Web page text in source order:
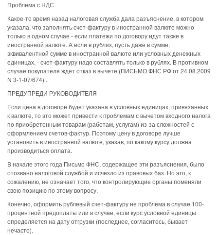
Проблема с НДС
Какое-то время назад налоговая служба дала разъяснение, в котором
указала, что заполнять счет-фактуру в иностранной валюте можно
только в одном случае - если платежи по договору идут также в
иностранной валюте. А если в рублях, пусть даже в сумме,
эквивалентной сумме в иностранной валюте или условных денежных
единицах, - счет-фактуру надо составлять только в рублях. В противном
случае покупателя ждет отказ в вычете (ПИСЬМО ФНС РФ от 24.08.2009
N 3-1-07/674) .
ПРЕДУПРЕДИ РУКОВОДИТЕЛЯ
Если цена в договоре будет указана в условных единицах, привязанных
к валюте, то это может привести к проблемам с вычетом входного налога
по приобретенным товарам (работам, услугам) из-за сложностей с
оформлением счетов-фактур. Поэтому цену в договоре лучше
установить в иностранной валюте, указав, по какому курсу должна
производиться оплата.
В начале этого года Письмо ФНС, содержащее эти разъяснения, было
отозвано налоговой службой и исчезло из правовых баз. Но это, к
сожалению, не означает того, что контролирующие органы поменяли
свою позицию по этому вопросу.
Конечно, оформить рублевый счет-фактуру не проблема в случае 100-
процентной предоплаты или в случае, если курс условной единицы
определяется на дату отгрузки (последнее, согласитесь, бывает
нечасто).